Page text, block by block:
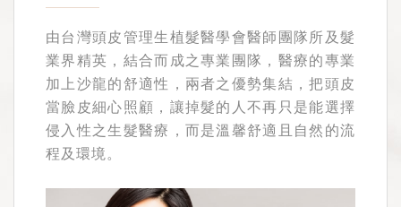
由台灣頭皮管理生植髮醫學會醫師團隊所及髮
業界精英，結合而成之專業團隊，醫療的專業
加上沙龍的舒適性，兩者之優勢集結，把頭皮
當臉皮細心照顧，讓掉髮的人不再只是能選擇
侵入性之生髮醫療，而是溫馨舒適且自然的流
程及環境。